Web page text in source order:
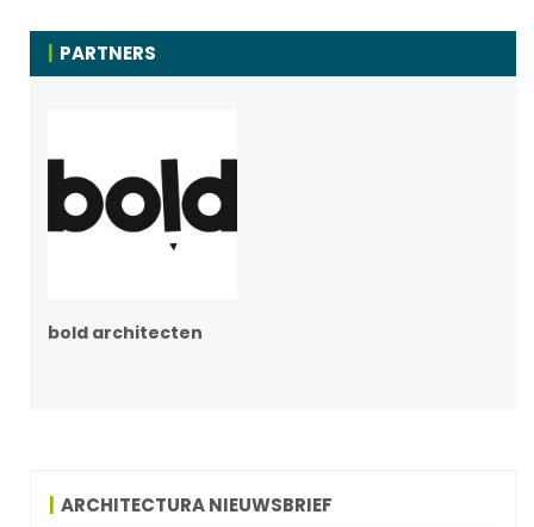
PARTNERS
bold architecten
ARCHITECTURA NIEUWSBRIEF